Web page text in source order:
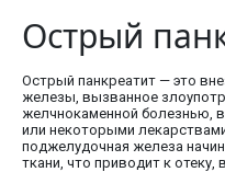
Острый
Острый панкреатит — это
железы, вызванное
желчнокаменной болезнью,
или некоторыми
поджелудочная железа
ткани, что приводит к